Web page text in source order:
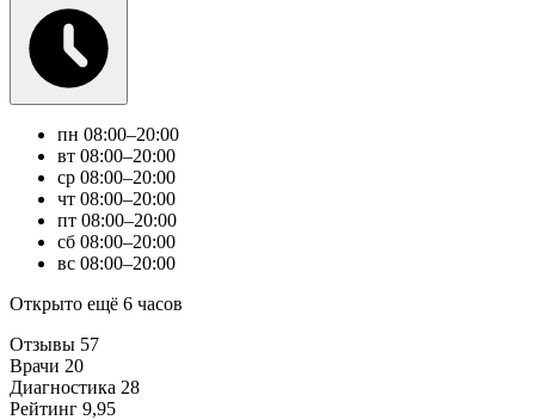
пн 08:00–20:00
вт 08:00–20:00
ср 08:00–20:00
чт 08:00–20:00
пт 08:00–20:00
сб 08:00–20:00
вс 08:00–20:00
Открыто ещё 6 часов
Отзывы 57
Врачи 20
Диагностика 28
Рейтинг 9,95